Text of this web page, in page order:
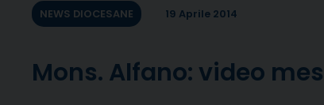
NEWS DIOCESANE 19 Aprile 2014
Mons. Alfano: video